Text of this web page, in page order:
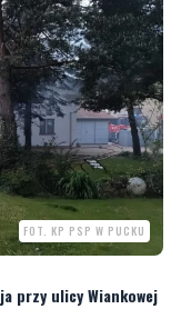
FOT. KP PSP W PUCKU
przy ulicy Wiankowej